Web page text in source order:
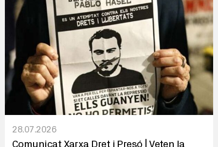
28.07.2026
Comunicat Xarxa Dret i Presó | Veten la